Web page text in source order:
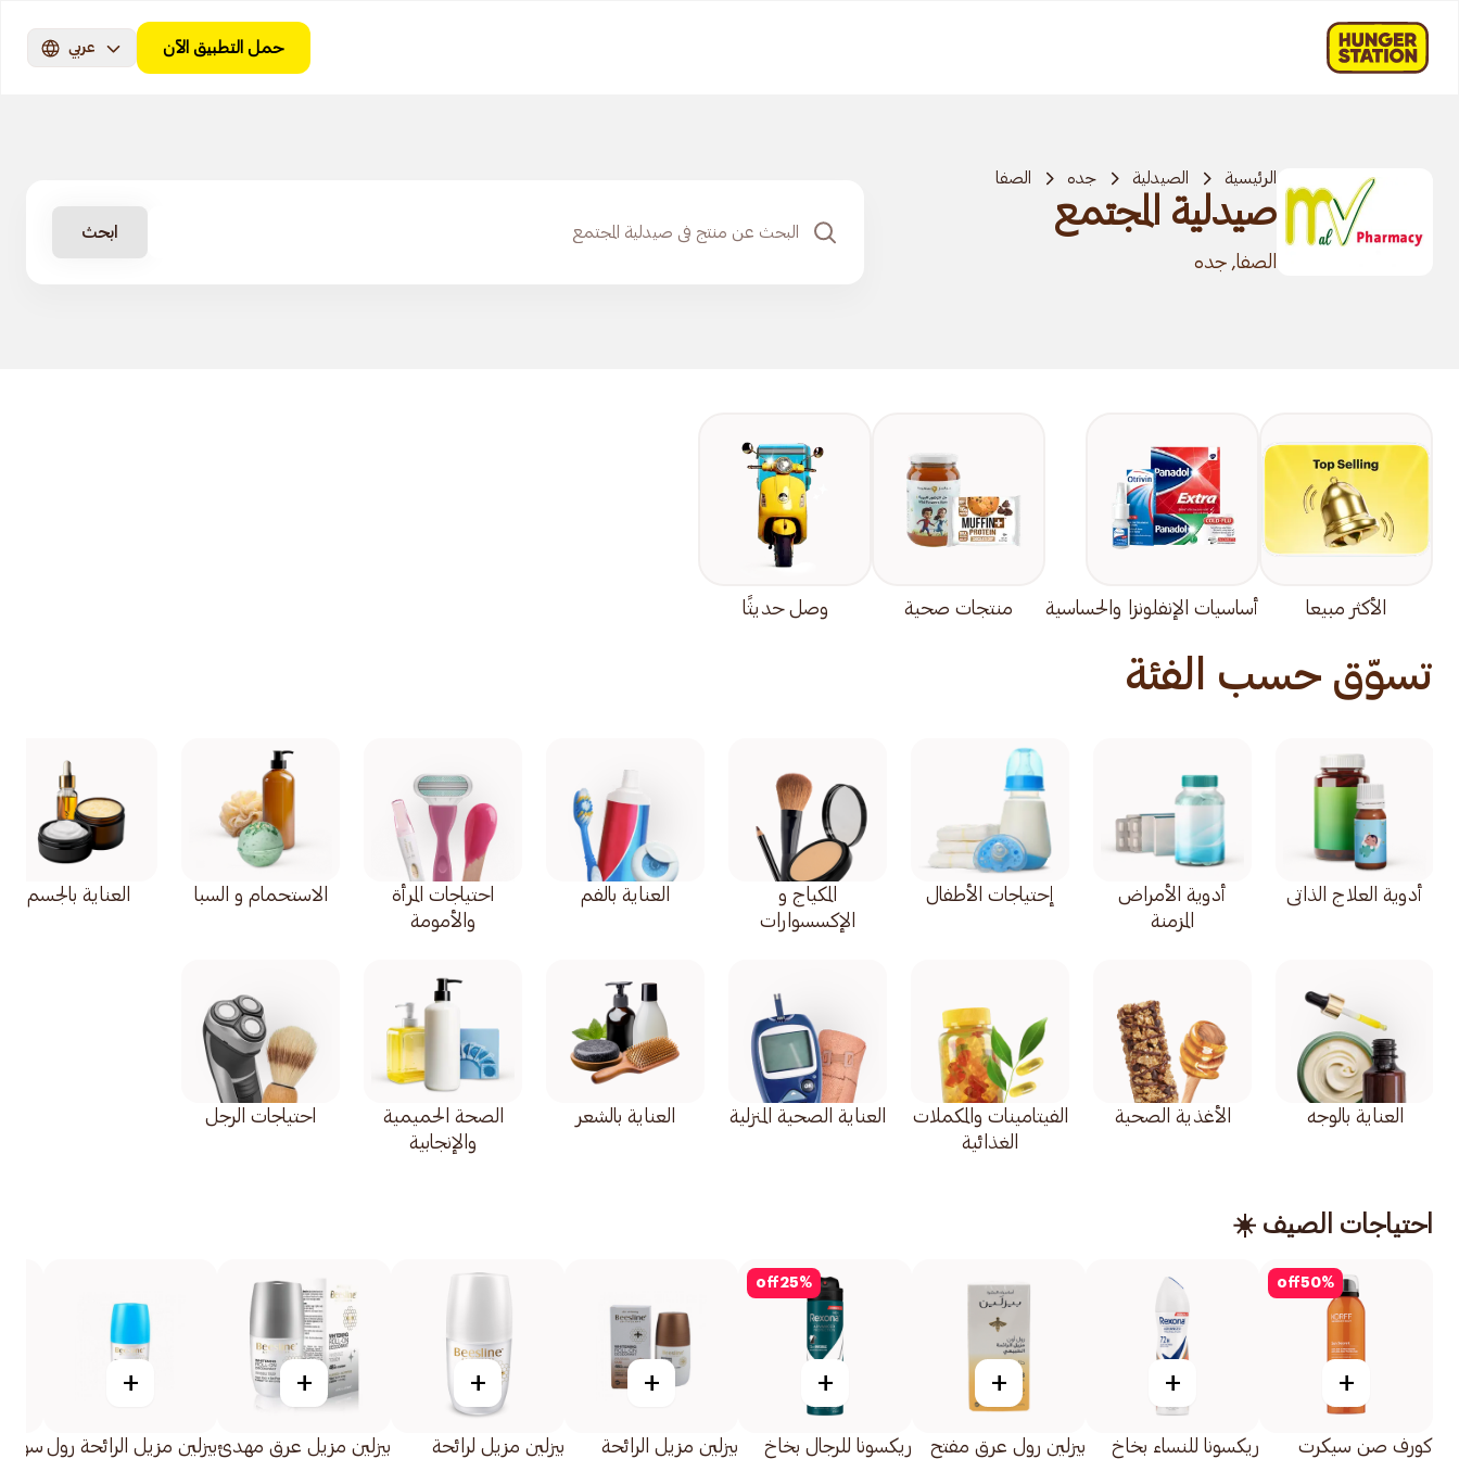
حمل التطبيق الآن عربي
الرئيسية الصيدلية جده الصفا
صيدلية المجتمع
الصفا, جده
ابحث
الأكثر مبيعا أساسيات الإنفلونزا والحساسية منتجات صحية وصل حديثًا
تسوّق حسب الفئة
أدوية العلاج الذاتي
أدوية الأمراض
المزمنة
إحتياجات الأطفال
المكياج و
الإكسسوارات
العناية بالفم
احتياجات المرأة
والأمومة
الاستحمام و السبا العناية بالجسم
العناية بالوجه الأغذية الصحية
الفيتامينات والمكملات
الغذائية
العناية الصحية المنزلية العناية بالشعر
الصحة الحميمية
والإنجابية
احتياجات الرجل
احتياجات الصيف ☀️
50%
off
+
كورف صن سيكرت
+
ريكسونا للنساء بخاخ
+
بيزلين رول عرق مفتح
25%
off
+
ريكسونا للرجال بخاخ
+
بيزلين مزيل الرائحة
+
بيزلين مزيل لرائحة
+
بيزلين مزيل عرق مهدئ
+
بيزلين مزيل الرائحة رول